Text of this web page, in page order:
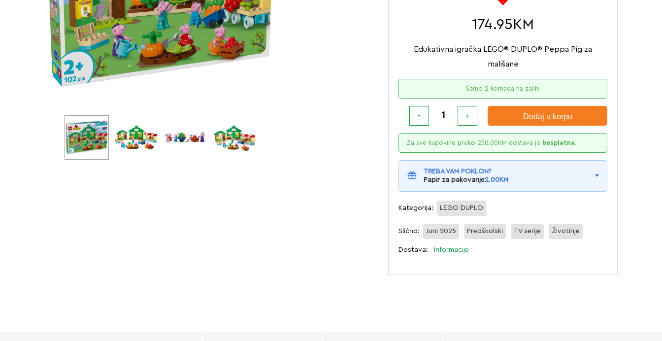
174.95 KM
Edukativna igračka LEGO® DUPLO® Peppa Pig za
mališane
Samo 2 komada na zalihi
Dodaj u korpu
Za sve kupovine preko 250.00KM dostava je besplatna.
TREBA VAM POKLON?
Papir za pakovanje2.00KM
Kategorija: LEGO DUPLO
Slično: Juni 2025 Predškolski TV serije Životinje
Dostava: Informacije